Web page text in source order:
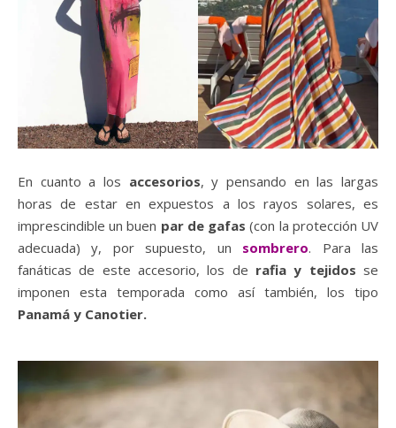
En cuanto a los accesorios, y pensando en las largas
horas de estar en expuestos a los rayos solares, es
imprescindible un buen par de gafas(con la protección UV
adecuada) y, por supuesto, un sombrero. Para las
fanáticas de este accesorio, los de rafia y tejidos se
imponen esta temporada como así también, los tipo
Panamá y Canotier.